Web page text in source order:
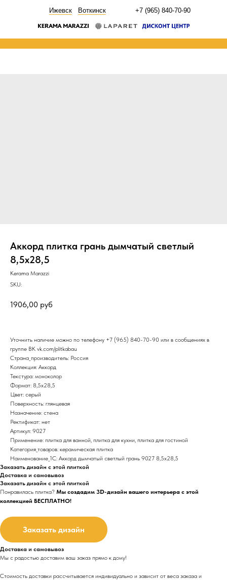
+7 (965) 840-70-90
Ижевск Воткинск
Аккорд плитка грань дымчатый светлый
8,5х28,5
Kerama Marazzi
SKU:
1906,00 руб
Уточнить наличие можно по телефону +7 (965) 840-70-90 или в сообщениях в
группе ВК vk.com/plitkabau
Страна_производитель: Россия
Коллекция: Аккорд
Текстура: моноколор
Формат: 8,5x28,5
Цвет: серый
Поверхность: глянцевая
Назначение: стена
Ректификат: нет
Артикул: 9027
Применение: плитка для ванной, плитка для кухни, плитка для гостиной
Категория_товаров: керамическая плитка
Наименование_1С: Аккорд дымчатый светлый грань 9027 8,5х28,5
Заказать дизайн с этой плиткой
Доставка и самовывоз
Заказать дизайн с этой плиткой
Понравилась плитка? Мы создадим 3D-дизайн вашего интерьера с этой
коллекцией БЕСПЛАТНО!
Заказать дизайн
Доставка и самовывоз
Мы с радостью доставим ваш заказ прямо к дому!
Стоимость доставки рассчитывается индивидуально и зависит от веса заказа и